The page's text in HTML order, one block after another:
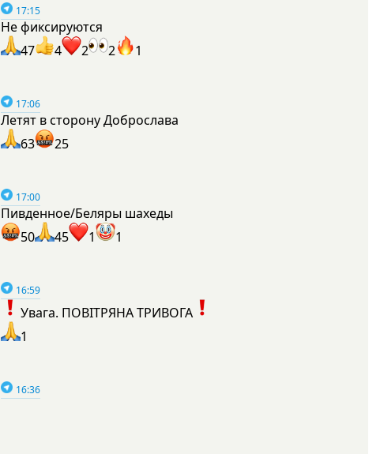
17:15
Не фиксируются
47
4 2 2 1
17:06
Летят в сторону Доброслава
63
25
17:00
Пивденное/Беляры шахеды
50
45 1 1
16:59
Увага. ПОВІТРЯНА ТРИВОГА
1
16:36